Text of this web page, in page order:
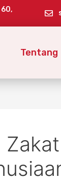
Tentang